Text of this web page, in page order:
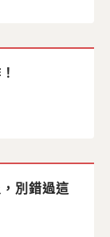
別錯過這